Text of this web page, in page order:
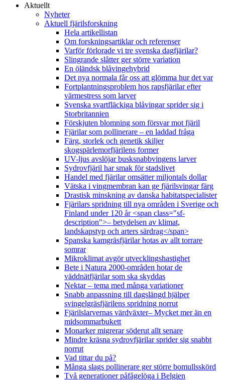
Aktuellt
Nyheter
Aktuell fjärilsforskning
Hela artikellistan
Om forskningsartiklar och referenser
Varför förlorade vi tre svenska dagfjärilar?
Slingrande slåtter ger större variation
En öländsk blåvingehybrid
Det nya normala får oss att glömma hur det var
Fortplantningsproblem hos rapsfjärilar efter
värmestress som larver
Svenska svartfläckiga blåvingar sprider sig i
Storbritannien
Förskjuten blomning som försvar mot fjäril
Fjärilar som pollinerare – en laddad fråga
Färg, storlek och genetik skiljer
skogspärlemorfjärilens former
UV-ljus avslöjar busksnabbvingens larver
Sydrovfjäril har smak för stadslivet
Handel med fjärilar omsätter miljontals dollar
Vätska i vingmembran kan ge fjärilsvingar färg
Drastisk minskning av danska habitatspecialister
Fjärilars spridning till nya områden i Sverige och
Finland under 120 år <span class="sf-
description">– betydelsen av klimat,
landskapstyp och arters särdrag</span>
Spanska kamgräsfjärilar hotas av allt torrare
somrar
Mikroklimat avgör utvecklingshastighet
Bete i Natura 2000-områden hotar de
väddnätfjärilar som ska skyddas
Nektar – tema med många variationer
Snabb anpassning till dagslängd hjälper
svingelgräsfjärilens spridning norrut
Fjärilslarvernas värdväxter– Mycket mer än en
midsommarbukett
Monarker migrerar söderut allt senare
Mindre kräsna sydrovfjärilar sprider sig snabbt
norrut
Vad tittar du på?
Många slags pollinerare ger större bomullsskörd
Två generationer påfågelöga i Belgien